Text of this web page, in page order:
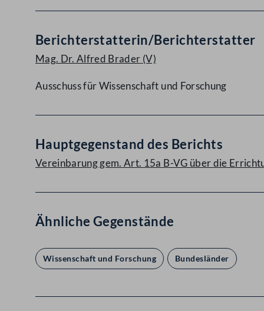
Berichterstatterin/Berichterstatter
Mag. Dr. Alfred Brader (V)
Ausschuss für Wissenschaft und Forschung
Hauptgegenstand des Berichts
Vereinbarung gem. Art. 15a B-VG über die
Ähnliche Gegenstände
Wissenschaft und Forschung Bundesländer